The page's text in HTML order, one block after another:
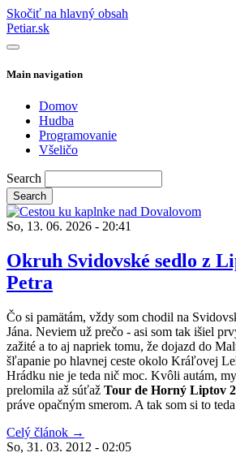
Skočiť na hlavný obsah
Petiar.sk
Main navigation
Domov
Hudba
Programovanie
Všeličo
Search
So, 13. 06. 2026 - 20:41
Okruh Svidovské sedlo z
Petra
Čo si pamätám, vždy som chodil na
Jána. Neviem už prečo - asi som tak išiel
zažité a to aj napriek tomu, že dojazd do
šľapanie po hlavnej ceste okolo Kráľovej
Hrádku nie je teda nič moc. Kvôli autám,
prelomila až súťaž Tour de Horný Liptov
práve opačným smerom. A tak som si to
Celý článok →
So, 31. 03. 2012 - 02:05